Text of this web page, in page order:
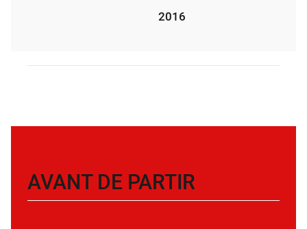
2016
AVANT DE PARTIR